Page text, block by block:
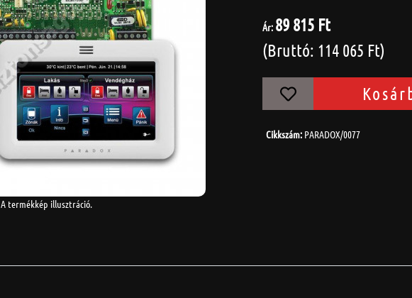
A termékkép illusztráció.
Ár: 89 815 Ft
(Bruttó: 114 065 Ft)
Cikkszám: PARADOX/0077